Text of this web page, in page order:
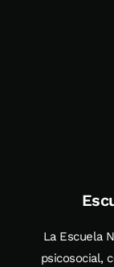
La Escuela
psicosocial,